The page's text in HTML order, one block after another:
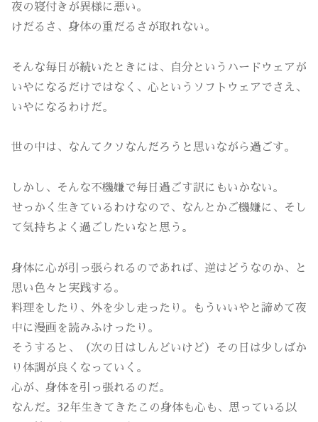
夜の寝付きが異様に悪い。
けだるさ、身体の重だるさが取れない。
そんな毎日が続いたときには、自分というハードウェアが
いやになるだけではなく、心というソフトウェアでさえ、
いやになるわけだ。
世の中は、なんてクソなんだろうと思いながら過ごす。
しかし、そんな不機嫌で毎日過ごす訳にもいかない。
せっかく生きているわけなので、なんとかご機嫌に、そし
て気持ちよく過ごしたいなと思う。
身体に心が引っ張られるのであれば、逆はどうなのか、と
思い色々と実践する。
料理をしたり、外を少し走ったり。もういいやと諦めて夜
中に漫画を読みふけったり。
そうすると、（次の日はしんどいけど）その日は少しばか
り体調が良くなっていく。
心が、身体を引っ張れるのだ。
なんだ。32年生きてきたこの身体も心も、思っている以